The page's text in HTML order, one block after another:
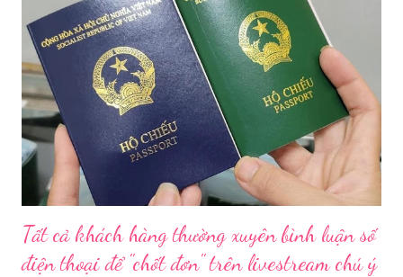
tế TP HCM sẽ phối hợp với các sở, ngành và chính quyền địa
phương tăng cường kiểm tra, giám sát. Đợt này, Phòng Nghiệp
vụ Dược sẽ tham mưu Giám đốc Sở Y tế thành lập Tổ công tác
về mỹ phẩm. Cơ quan Cảnh sát điều tra Công an TP HCM vừa
triệt phá đường dây sản xuất, buôn bán mỹ phẩm giả quy mô
lớn, hoạt động tinh vi ngay giữa khu dân cư ở phường Tân Tạo.
Bên cạnh đó, Sở Y tế sẽ công khai danh ...
Tất cả khách hàng thường xuyên bình luận số
điện thoại để "chốt đơn" trên livestream chú ý